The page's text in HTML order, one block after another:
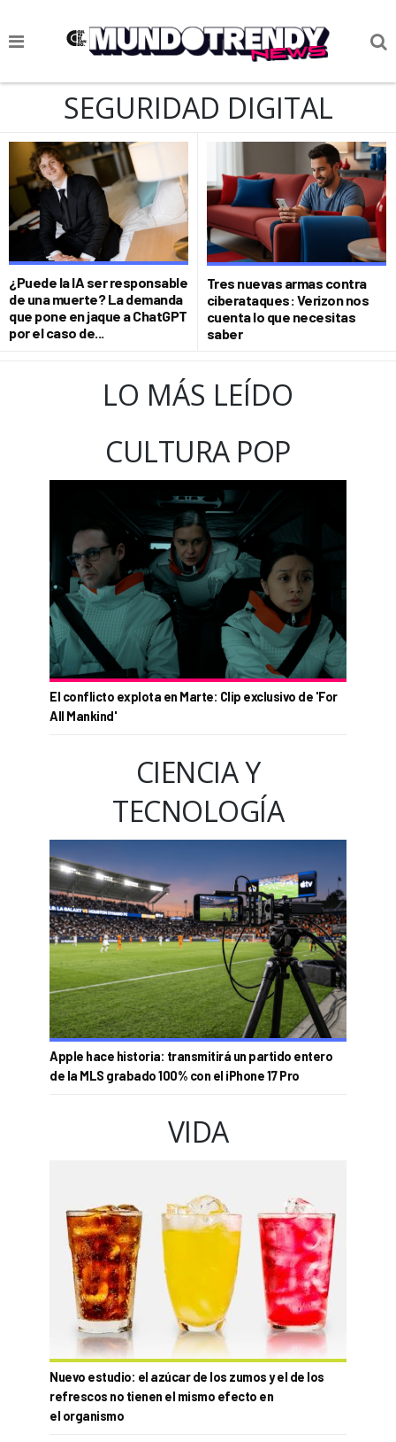
NOTICIAS
CIENCIA Y TECNOLOGÍA
VIDA
SOCIEDAD
CULTURIZANDO.COM
SEGURIDAD DIGITAL
¿Puede la IA ser responsable
de una muerte? La demanda
que pone en jaque a ChatGPT
por el caso de...
Tres nuevas armas contra
ciberataques: Verizon nos
cuenta lo que necesitas
saber
LO MÁS LEÍDO
CULTURA POP
El conflicto explota en Marte: Clip exclusivo de 'For
All Mankind'
CIENCIA Y
TECNOLOGÍA
Apple hace historia: transmitirá un partido entero
de la MLS grabado 100% con el iPhone 17 Pro
VIDA
Nuevo estudio: el azúcar de los zumos y el de los
refrescos no tienen el mismo efecto en
el organismo